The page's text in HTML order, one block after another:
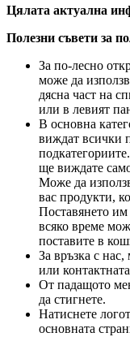
Цялата актуална
Полезни съвети за
За по-лесно
може да
дясна част на
или в левият
В основна
виждат всички
ще виждате
Може да
вас продукти,
Поставянето
всяко време
поставите в
За връзка с
или
От падащото
да стигнете.
Натиснете
основната